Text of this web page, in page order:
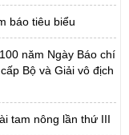
báo tiêu biểu
năm Ngày Báo chí
Bộ và Giải vô địch
tam nông lần thứ III